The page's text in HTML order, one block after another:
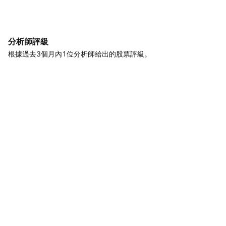
分析師評級
根據過去3個月內1位分析師給出的股票評級。